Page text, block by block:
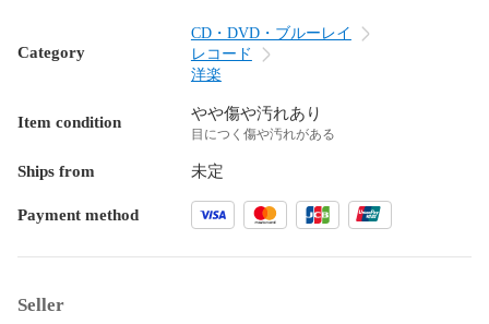
Category
CD・DVD・ブルーレイ
レコード
洋楽
Item condition やや傷や汚れあり
目につく傷や汚れがある
Ships from 未定
Payment method
Seller